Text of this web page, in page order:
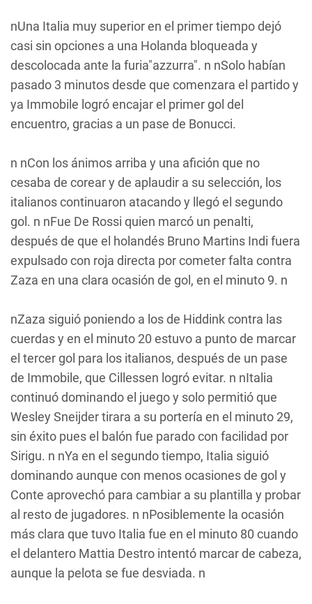
nUna Italia muy superior en el primer tiempo dejó
casi sin opciones a una Holanda bloqueada y
descolocada ante la furia"azzurra". n nSolo habían
pasado 3 minutos desde que comenzara el partido y
ya Immobile logró encajar el primer gol del
encuentro, gracias a un pase de Bonucci.
n nCon los ánimos arriba y una afición que no
cesaba de corear y de aplaudir a su selección, los
italianos continuaron atacando y llegó el segundo
gol. n nFue De Rossi quien marcó un penalti,
después de que el holandés Bruno Martins Indi fuera
expulsado con roja directa por cometer falta contra
Zaza en una clara ocasión de gol, en el minuto 9. n
nZaza siguió poniendo a los de Hiddink contra las
cuerdas y en el minuto 20 estuvo a punto de marcar
el tercer gol para los italianos, después de un pase
de Immobile, que Cillessen logró evitar. n nItalia
continuó dominando el juego y solo permitió que
Wesley Sneijder tirara a su portería en el minuto 29,
sin éxito pues el balón fue parado con facilidad por
Sirigu. n nYa en el segundo tiempo, Italia siguió
dominando aunque con menos ocasiones de gol y
Conte aprovechó para cambiar a su plantilla y probar
al resto de jugadores. n nPosiblemente la ocasión
más clara que tuvo Italia fue en el minuto 80 cuando
el delantero Mattia Destro intentó marcar de cabeza,
aunque la pelota se fue desviada. n